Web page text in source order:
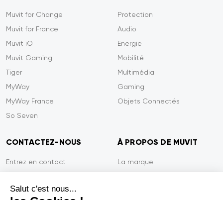
Salut c'est nous...
Muvit for Change
Muvit for France
Muvit iO
Muvit Gaming
Tiger
MyWay
MyWay France
So Seven
Protection
Audio
Energie
Mobilité
Multimédia
Gaming
Objets Connectés
CONTACTEZ-NOUS
Entrez en contact
Efficacité du service
À PROPOS DE MUVIT
La marque